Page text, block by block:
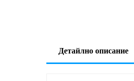
Детайлно описание